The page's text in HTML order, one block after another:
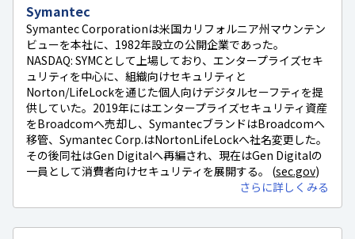
Symantec
Symantec Corporationは米国カリフォルニア州マウンテン
ビューを本社に、1982年設立の公開企業であった。
NASDAQ: SYMCとして上場しており、エンタープライズセキ
ュリティを中心に、組織向けセキュリティと
Norton/LifeLockを通じた個人向けデジタルセーフティを提
供していた。2019年にはエンタープライズセキュリティ資産
をBroadcomへ売却し、SymantecブランドはBroadcomへ
移管、Symantec Corp.はNortonLifeLockへ社名変更した。
その後同社はGen Digitalへ再編され、現在はGen Digitalの
一員として消費者向けセキュリティを展開する。 (sec.gov)
さらに詳しくみる